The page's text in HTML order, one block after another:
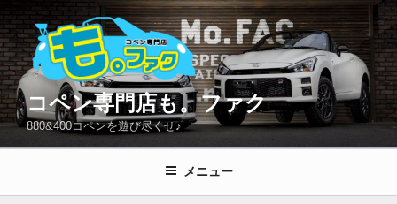
ン
テ
ン
ツ
へ
プ
コペン専門店も。ファク
880&400コペンを遊び尽くせ♪
メニュー